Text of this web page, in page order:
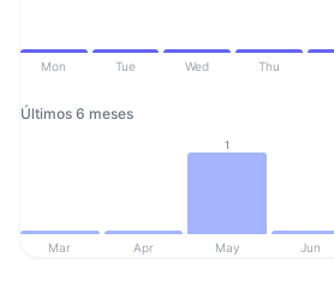
Mon Tue Wed Thu
Últimos 6 meses
1
Mar Apr May Jun